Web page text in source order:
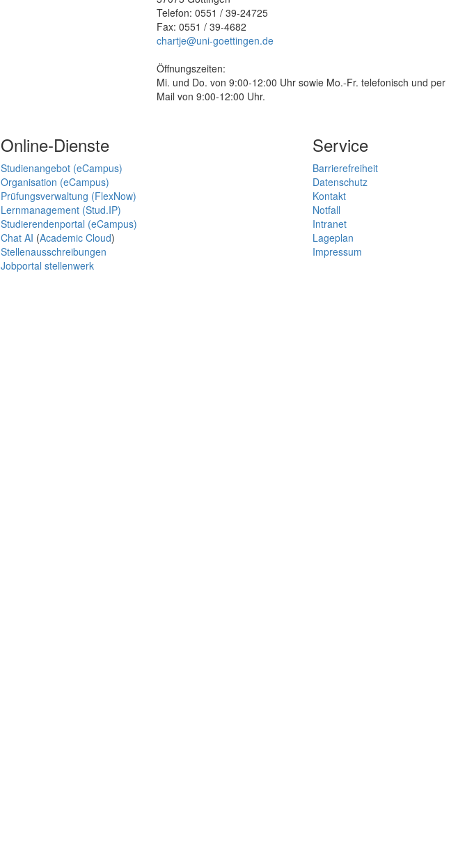
Telefon: 0551 / 39-24725
Fax: 0551 / 39-4682
chartje@uni-goettingen.de
Öffnungszeiten:
Mi. und Do. von 9:00-12:00 Uhr sowie Mo.-Fr. telefonisch und per
Mail von 9:00-12:00 Uhr.
Online-Dienste
Studienangebot (eCampus)
Organisation (eCampus)
Prüfungsverwaltung (FlexNow)
Lernmanagement (Stud.IP)
Studierendenportal (eCampus)
Chat AI (Academic Cloud)
Stellenausschreibungen
Jobportal stellenwerk
Service
Barrierefreiheit
Datenschutz
Kontakt
Notfall
Intranet
Lageplan
Impressum